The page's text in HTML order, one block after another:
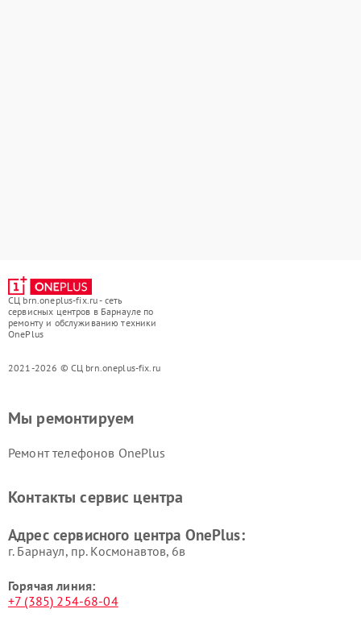
СЦ brn.oneplus-fix.ru - сеть
сервисных центров в Барнауле по
ремонту и обслуживанию техники
OnePlus
2021-2026 © СЦ brn.oneplus-fix.ru
Мы ремонтируем
Ремонт телефонов OnePlus
Контакты сервис центра
Адрес сервисного центра OnePlus:
г. Барнаул, ​пр. Космонавтов, 6в
Горячая линия:
+7 (385) 254-68-04